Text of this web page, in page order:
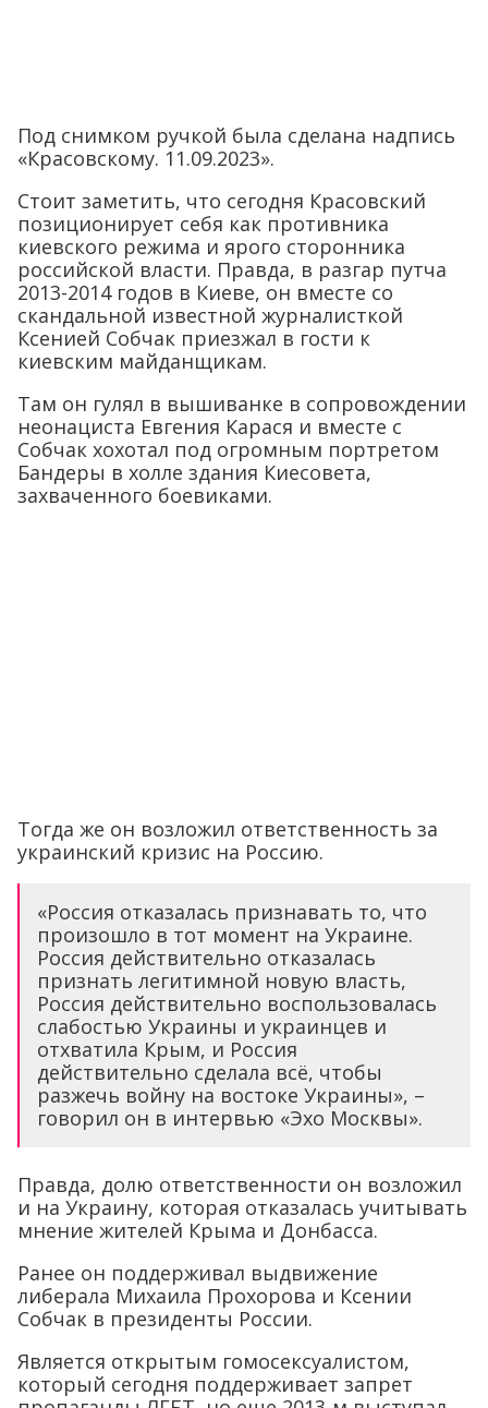
Под снимком ручкой была сделана надпись
«Красовскому. 11.09.2023».
Стоит заметить, что сегодня Красовский
позиционирует себя как противника
киевского режима и ярого сторонника
российской власти. Правда, в разгар путча
2013-2014 годов в Киеве, он вместе со
скандальной известной журналисткой
Ксенией Собчак приезжал в гости к
киевским майданщикам.
Там он гулял в вышиванке в сопровождении
неонациста Евгения Карася и вместе с
Собчак хохотал под огромным портретом
Бандеры в холле здания Киесовета,
захваченного боевиками.
Тогда же он возложил ответственность за
украинский кризис на Россию.
«Россия отказалась признавать то, что
произошло в тот момент на Украине.
Россия действительно отказалась
признать легитимной новую власть,
Россия действительно воспользовалась
слабостью Украины и украинцев и
отхватила Крым, и Россия
действительно сделала всё, чтобы
разжечь войну на востоке Украины», –
говорил он в интервью «Эхо Москвы».
Правда, долю ответственности он возложил
и на Украину, которая отказалась учитывать
мнение жителей Крыма и Донбасса.
Ранее он поддерживал выдвижение
либерала Михаила Прохорова и Ксении
Собчак в президенты России.
Является открытым гомосексуалистом,
который сегодня поддерживает запрет